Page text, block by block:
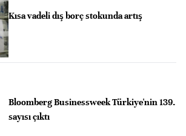
Kısa vadeli dış borç stokunda artış
Bloomberg Businessweek Türkiye'nin 139.
sayısı çıktı